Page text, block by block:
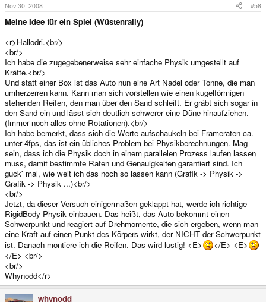
Nov 30, 2008 #58
Meine Idee für ein Spiel (Wüstenrally)
<r>Hallodri.<br/>
<br/>
Ich habe die zugegebenerweise sehr einfache Physik umgestellt auf
Kräfte.<br/>
Und statt einer Box ist das Auto nun eine Art Nadel oder Tonne, die man
umherzerren kann. Kann man sich vorstellen wie einen kugelförmigen
stehenden Reifen, den man über den Sand schleift. Er gräbt sich sogar in
den Sand ein und lässt sich deutlich schwerer eine Düne hinaufziehen.
(Immer noch alles ohne Rotationen).<br/>
Ich habe bemerkt, dass sich die Werte aufschaukeln bei Frameraten ca.
unter 4fps, das ist ein übliches Problem bei Physikberechnungen. Mag
sein, dass ich die Physik doch in einem parallelen Prozess laufen lassen
muss, damit bestimmte Raten und Genauigkeiten garantiert sind. Ich
guck' mal, wie weit ich das noch so lassen kann (Grafik -> Physik ->
Grafik -> Physik ...)<br/>
<br/>
Jetzt, da dieser Versuch einigermaßen geklappt hat, werde ich richtige
RigidBody-Physik einbauen. Das heißt, das Auto bekommt einen
Schwerpunkt und reagiert auf Drehmomente, die sich ergeben, wenn man
eine Kraft auf einen Punkt des Körpers wirkt, der NICHT der Schwerpunkt
ist. Danach montiere ich die Reifen. Das wird lustig! <E>
</E> <E>
</E> <br/>
<br/>
Whynodd</r>
whynodd